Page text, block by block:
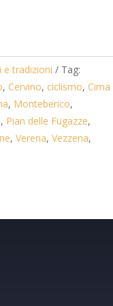
e tradizioni
Tag:
, Cervino, ciclismo, Cima
, Monteberico,
, Pian delle Fugazze,
, Verena, Vezzena,